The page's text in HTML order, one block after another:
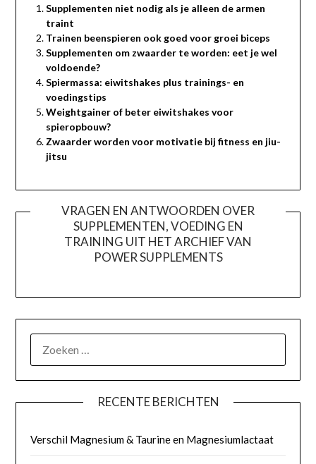
Supplementen niet nodig als je alleen de armen
traint
Trainen beenspieren ook goed voor groei biceps
Supplementen om zwaarder te worden: eet je wel
voldoende?
Spiermassa: eiwitshakes plus trainings- en
voedingstips
Weightgainer of beter eiwitshakes voor
spieropbouw?
Zwaarder worden voor motivatie bij fitness en jiu-
jitsu
VRAGEN EN ANTWOORDEN OVER
SUPPLEMENTEN, VOEDING EN
TRAINING UIT HET ARCHIEF VAN
POWER SUPPLEMENTS
NAAR:
RECENTE BERICHTEN
Verschil Magnesium & Taurine en Magnesiumlactaat